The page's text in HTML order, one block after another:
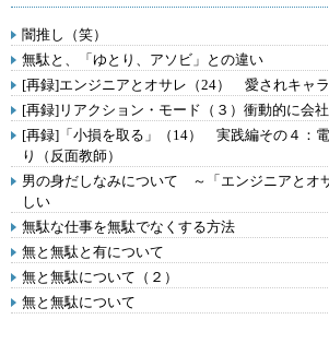
闇推し（笑）
無駄と、「ゆとり、アソビ」との違い
[再録]エンジニアとオサレ（24） 愛されキャラ
[再録]リアクション・モード（３）衝動的に会社
[再録]「小損を取る」（14） 実践編その４：
り（反面教師）
男の身だしなみについて ～「エンジニアとオ
しい
無駄な仕事を無駄でなくする方法
無と無駄と有について
無と無駄について（２）
無と無駄について